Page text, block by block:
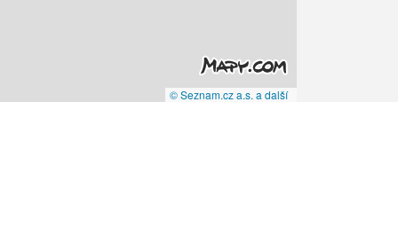
© Seznam.cz a.s. a další